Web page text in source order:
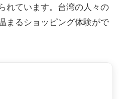
れています。台湾の人々の
まるショッピング体験がで